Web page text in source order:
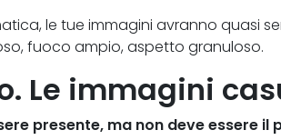
le tue immagini avranno quasi
fuoco ampio, aspetto granuloso.
Le immagini
presente, ma non deve essere il